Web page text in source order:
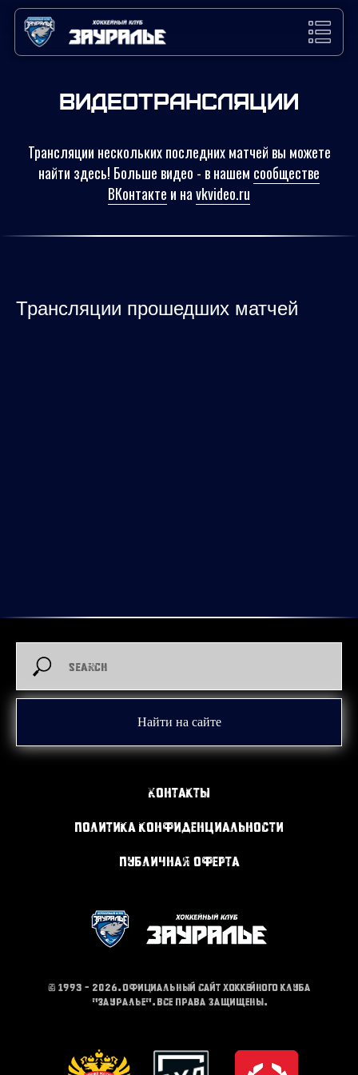
Видеотрансляции
Трансляции нескольких последних матчей вы можете
найти здесь! Больше видео - в нашем сообществе
ВКонтакте и наvkvideo.ru
Трансляции прошедших матчей
Найти на сайте
Контакты
Политика конфиденциальности
Публичная оферта
© 1993 - 2026. Официальный сайт хоккейного клуба
"Зауралье". Все права защищены.